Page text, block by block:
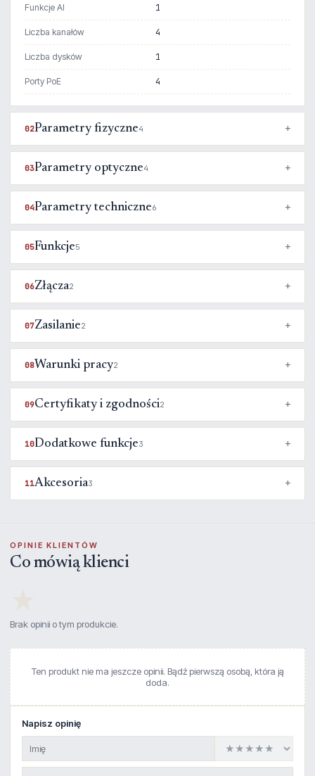
Funkcje AI 1
Liczba kanałów 4
Liczba dysków 1
Porty PoE 4
02Parametry fizyczne4
03Parametry optyczne4
04Parametry techniczne6
05Funkcje5
06Złącza2
07Zasilanie2
08Warunki pracy2
09Certyfikaty i zgodności2
10Dodatkowe funkcje3
11Akcesoria3
OPINIE KLIENTÓW
Co mówią klienci
Brak opinii o tym produkcie.
Ten produkt nie ma jeszcze opinii. Bądź pierwszą osobą, która ją
doda.
Napisz opinię